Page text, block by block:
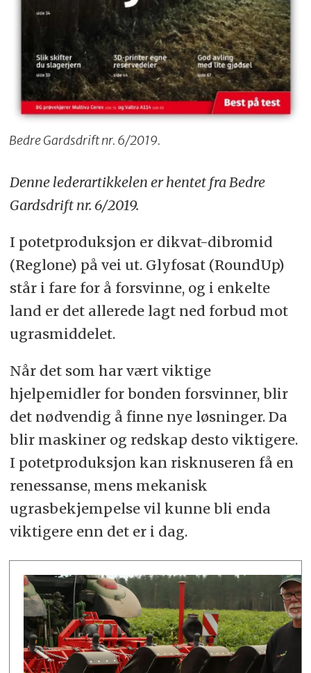
Bedre Gardsdrift nr. 6/2019.
Denne lederartikkelen er hentet fra Bedre
Gardsdrift nr. 6/2019.
I potetproduksjon er dikvat-dibromid
(Reglone) på vei ut. Glyfosat (RoundUp)
står i fare for å forsvinne, og i enkelte
land er det allerede lagt ned forbud mot
ugrasmiddelet.
Når det som har vært viktige
hjelpemidler for bonden forsvinner, blir
det nødvendig å finne nye løsninger. Da
blir maskiner og redskap desto viktigere.
I potetproduksjon kan risknuseren få en
renessanse, mens mekanisk
ugrasbekjempelse vil kunne bli enda
viktigere enn det er i dag.